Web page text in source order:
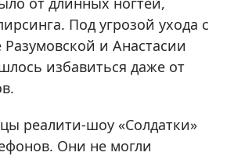
Под угрозой ухода с
Разумовской и Анастасии
избавиться даже от
реалити-шоу «Солдатки»
Они не могли